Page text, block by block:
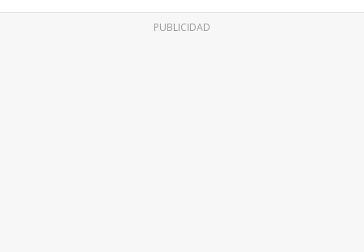
PUBLICIDAD